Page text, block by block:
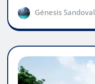
Génesis Sandoval